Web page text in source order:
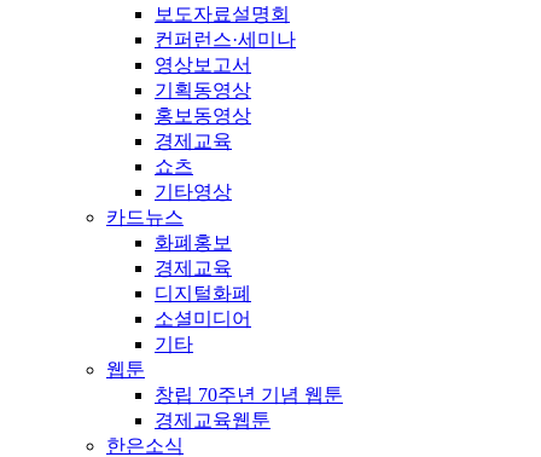
보도자료설명회
컨퍼런스·세미나
영상보고서
기획동영상
홍보동영상
경제교육
쇼츠
기타영상
카드뉴스
화폐홍보
경제교육
디지털화폐
소셜미디어
기타
웹툰
창립 70주년 기념 웹툰
경제교육웹툰
한은소식